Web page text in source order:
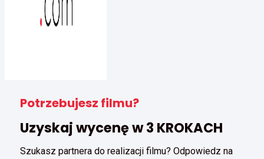
Potrzebujesz filmu?
Uzyskaj wycenę w 3 KROKACH
Szukasz partnera do realizacji filmu? Odpowiedz na